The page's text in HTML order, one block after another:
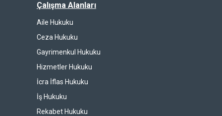
Çalışma Alanları
Aile Hukuku
Ceza Hukuku
Gayrimenkul Hukuku
Hizmetler Hukuku
İcra İflas Hukuku
İş Hukuku
Rekabet Hukuku